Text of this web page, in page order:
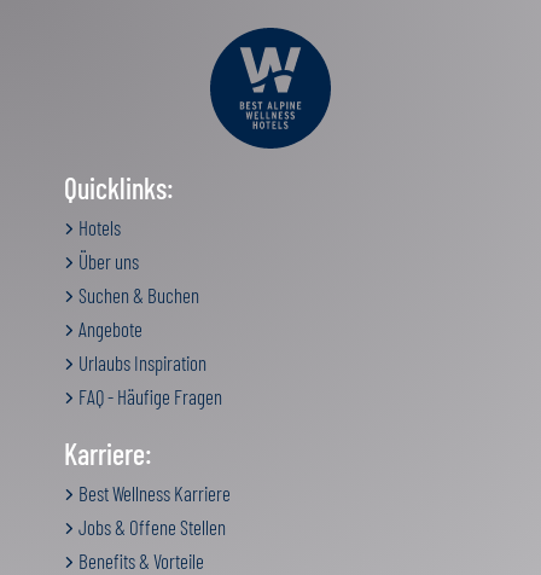
Quicklinks:
Hotels
Über uns
Suchen & Buchen
Angebote
Urlaubs Inspiration
FAQ - Häufige Fragen
Karriere:
Best Wellness Karriere
Jobs & Offene Stellen
Benefits & Vorteile